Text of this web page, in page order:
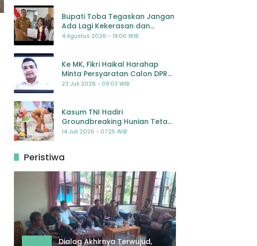
Bupati Toba Tegaskan Jangan
Ada Lagi Kekerasan dan
Bullying Terhadap Anak,
4 Agustus 2026 - 19:06 WIB
Ke MK, Fikri Haikal Harahap
Minta Persyaratan Calon DPR
Dilengkapi Penilaian
23 Juli 2026 - 09:03 WIB
Kasum TNI Hadiri
Groundbreaking Hunian Tetap
Pascabencana di
14 Juli 2026 - 07:25 WIB
Peristiwa
Dialog Akhirnya Terwujud,